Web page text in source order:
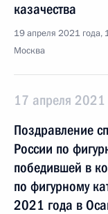
казачества
19 апреля 2021 года,
Москва
17 апреля 2021
Поздравление
России по
победившей в
по фигурному
2021 года в